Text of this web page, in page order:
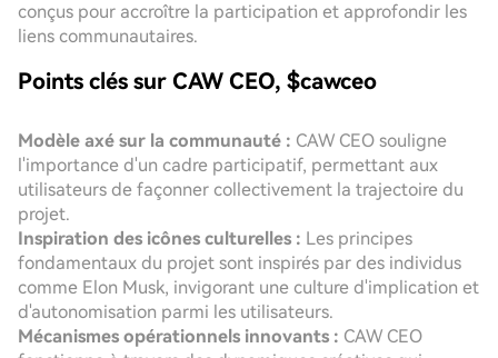
conçus pour accroître la participation et approfondir les
liens communautaires.
Points clés sur CAW CEO, $cawceo
Modèle axé sur la communauté : CAW CEO souligne
l'importance d'un cadre participatif, permettant aux
utilisateurs de façonner collectivement la trajectoire du
projet.
Inspiration des icônes culturelles : Les principes
fondamentaux du projet sont inspirés par des individus
comme Elon Musk, invigorant une culture d'implication et
d'autonomisation parmi les utilisateurs.
Mécanismes opérationnels innovants : CAW CEO